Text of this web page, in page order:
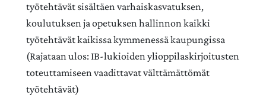
työtehtävät sisältäen varhaiskasvatuksen,
koulutuksen ja opetuksen hallinnon kaikki
työtehtävät kaikissa kymmenessä kaupungissa
(Rajataan ulos: IB-lukioiden ylioppilaskirjoitusten
toteuttamiseen vaadittavat välttämättömät
työtehtävät)